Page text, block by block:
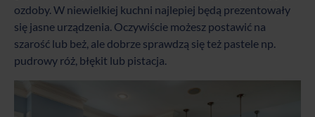
ozdoby. W niewielkiej kuchni najlepiej będą prezentowały
się jasne urządzenia. Oczywiście możesz postawić na
szarość lub beż, ale dobrze sprawdzą się też pastele np.
pudrowy róż, błękit lub pistacja.